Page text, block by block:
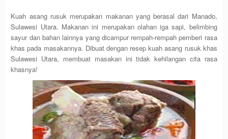
Kuah asang rusuk merupakan makanan yang berasal dari Manado,
Sulawesi Utara. Makanan ini merupakan olahan iga sapi, belimbing
sayur dan bahan lainnya yang dicampur rempah-rempah pemberi rasa
khas pada masakannya. Dibuat dengan resep kuah asang rusuk khas
Sulawesi Utara, membuat masakan ini tidak kehilangan cita rasa
khasnya!